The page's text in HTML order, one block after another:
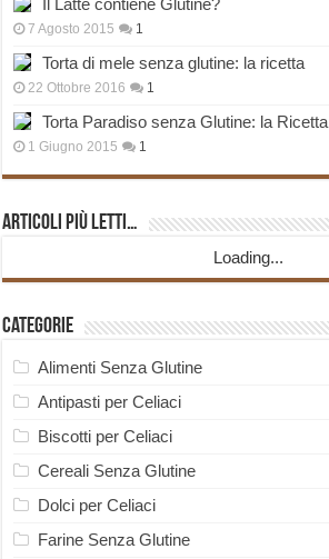
Il Latte contiene Glutine?
7 Agosto 2015 1
Torta di mele senza glutine: la ricetta
22 Ottobre 2016 1
Torta Paradiso senza Glutine: la Ricetta
1 Giugno 2015 1
Articoli più Letti…
Loading...
Categorie
Alimenti Senza Glutine
Antipasti per Celiaci
Biscotti per Celiaci
Cereali Senza Glutine
Dolci per Celiaci
Farine Senza Glutine